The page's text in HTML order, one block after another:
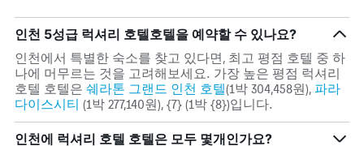
을
표
시
하
는
1
개
의
있
는
역
을
표
시
하
는
전
인
지
를
표
시
하
는
인천​ 5성급 럭셔리 호텔호텔을 예약할 수 있나요?
인천​에서 특별한 숙소를 찾고 있다면, 최고 평점 호텔 중 하
나에 머무르는 것을 고려해보세요. 가장 높은 평점 럭셔리
호텔 호텔은 쉐라톤 그랜드 인천 호텔(1박 304,458원), 파라
다이스시티 (1박 277,140원), {7} (1박 {8})입니다.
인천에 럭셔리 호텔 호텔은 모두 몇개인가요?